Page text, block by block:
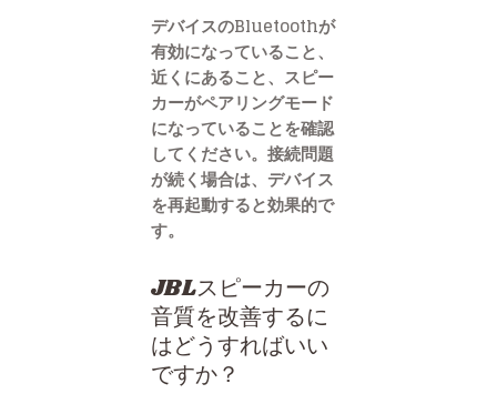
デバイスのBluetoothが
有効になっていること、
近くにあること、スピー
カーがペアリングモード
になっていることを確認
してください。接続問題
が続く場合は、デバイス
を再起動すると効果的で
す。
JBLスピーカーの
音質を改善するに
はどうすればいい
ですか？